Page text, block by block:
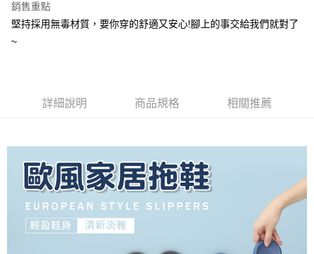
AFTEE先享後付
相關說明
１．簡單：不需註冊會員、不需綁卡、不需儲值。
２．便利：只要手機號碼，簡訊認證，即可結帳。
【「AFTEE先享後付」結帳流程】
１．於結帳方式選擇「AFTEE先享後付」後，將跳轉至「AFTEE先享後付」
結帳頁面，進行簡訊認證並確認金額後，即可完成結帳。
２．訂單成立數日內，您將收到繳費通知簡訊。
３．收到繳費通知簡訊後14天內，點擊此簡訊中的連結，可透過四大超商／
ATM／網路銀行／等多元方式進行付款，方視為交易完成。
※ 請注意：結帳手續完成當下不需立刻繳費，但若您需要取消訂單，請聯絡
購買商品的店家。未經商家同意取消之訂單仍視為有效，需透過AFTEE先享
運送方式
每筆NT$80，滿NT$490(含以上)免運費
付款後 全家取貨
每筆NT$80，滿NT$490(含以上)免運費
每筆NT$80，滿NT$490(含以上)免運費
銷售重點
堅持採用無毒材質，要你穿的舒適又安心!腳上的事交給我們就對了
~
詳細說明 商品規格 相關推薦